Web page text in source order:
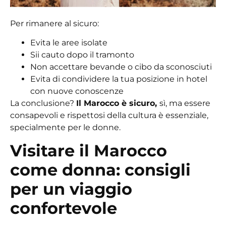
Per rimanere al sicuro:
Evita le aree isolate
Sii cauto dopo il tramonto
Non accettare bevande o cibo da sconosciuti
Evita di condividere la tua posizione in hotel
con nuove conoscenze
La conclusione? Il Marocco è sicuro, sì, ma essere
consapevoli e rispettosi della cultura è essenziale,
specialmente per le donne.
Visitare il Marocco
come donna: consigli
per un viaggio
confortevole